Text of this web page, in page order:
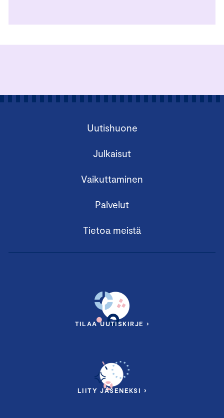
Uutishuone
Julkaisut
Vaikuttaminen
Palvelut
Tietoa meistä
TILAA UUTISKIRJE ›
LIITY JÄSENEKSI ›